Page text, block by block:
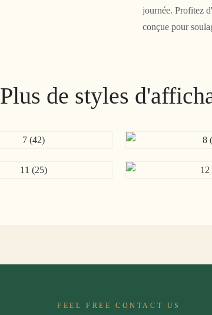
journée. Profitez
conçue pour
Plus de styles
FEEL FREE CONTACT US